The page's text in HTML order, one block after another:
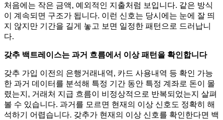
처음에는 작은 금액, 예외적인 지출처럼 보입니다. 같은 방식
이 계속되면 구조가 됩니다. 이런 신호는 당시에는 눈에 잘 띄
지 않지만 기간을 길게 놓고 보면 일정한 패턴으로 드러납니
다.
갖추 백트레이스는 과거 흐름에서 이상 패턴을 확인합니다
갖추 가입 이전의 은행거래내역, 카드 사용내역 등 확인 가능
한 과거 데이터를 분석해 특정 기간 동안 특정 계좌로 돈이 몰
렸는지, 거래처 지급 흐름이 비정상적으로 반복되었는지 살펴
볼 수 있습니다. 과거를 모르면 현재의 이상 신호도 정확히 해
석하기 어렵습니다. 갖추가 현재의 이상 신호를 확인한다면 백